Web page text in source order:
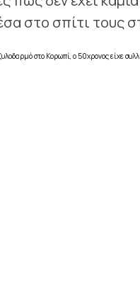
στο σπίτι τους